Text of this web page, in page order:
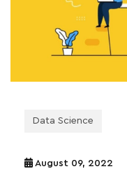
Data Science
August 09, 2022